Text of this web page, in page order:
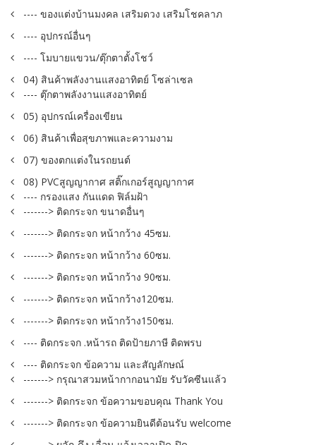
---- ของแต่งบ้านมงคล เสริมดวง เสริมโชคลาภ
---- อุปกรณ์อื่นๆ
---- โมบายแขวน/ตุ๊กตาตั้งโชว์
04) สินค้าพลังงานแสงอาทิตย์ โซล่าเซล
---- ตุ๊กตาพลังงานแสงอาทิตย์
05) อุปกรณ์เครื่องเขียน
06) สินค้าเพื่อสุขภาพและความงาม
07) ของตกแต่งในรถยนต์
08) PVCสูญญากาศ สติ๊กเกอร์สูญญากาศ
---- กรองแสง กันแดด ฟิล์มฝ้า
-------> ติดกระจก ขนาดอื่นๆ
-------> ติดกระจก หน้ากว้าง 45ซม.
-------> ติดกระจก หน้ากว้าง 60ซม.
-------> ติดกระจก หน้ากว้าง 90ซม.
-------> ติดกระจก หน้ากว้าง120ซม.
-------> ติดกระจก หน้ากว้าง150ซม.
---- ติดกระจก .หน้ารถ ติดป้ายภาษี ติดพรบ
---- ติดกระจก ข้อความ และสัญลักษณ์
-------> กรุณาสวมหน้ากากอนามัย รับวัคซีนแล้ว
-------> ติดกระจก ข้อความขอบคุณ Thank You
-------> ติดกระจก ข้อความยินดีต้อนรับ welcome